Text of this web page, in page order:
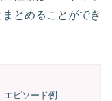
とめることができ
エピソード例